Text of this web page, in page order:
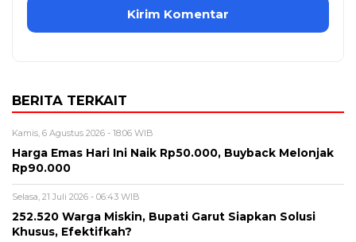
BERITA TERKAIT
Kamis, 6 Agustus 2026 - 18:06 WIB
Harga Emas Hari Ini Naik Rp50.000, Buyback Melonjak
Rp90.000
Selasa, 21 Juli 2026 - 06:43 WIB
252.520 Warga Miskin, Bupati Garut Siapkan Solusi
Khusus, Efektifkah?